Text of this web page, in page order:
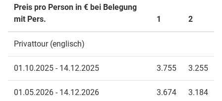
Preis pro Person in € bei Belegung
mit Pers.
1 2
Privattour (englisch)
01.10.2025 - 14.12.2025 3.755 3.255
01.05.2026 - 14.12.2026 3.674 3.184